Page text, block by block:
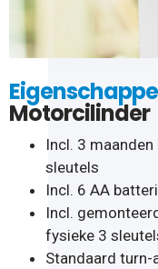
Motorcilinder
Incl. 3
sleutels
Incl. 6 AA
Incl.
fysieke 3
Standaard turn-